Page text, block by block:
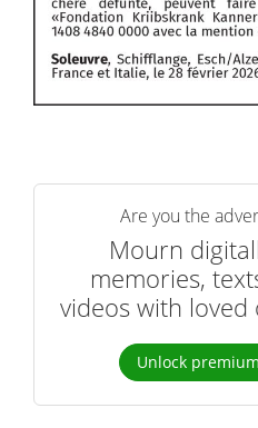
Are you the
Mourn
memories,
videos with
Unlock